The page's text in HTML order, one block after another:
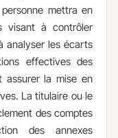
mettra en
visant à contrôler
analyser les écarts
effectives des
assurer la mise en
La titulaire ou le
des comptes
des annexes